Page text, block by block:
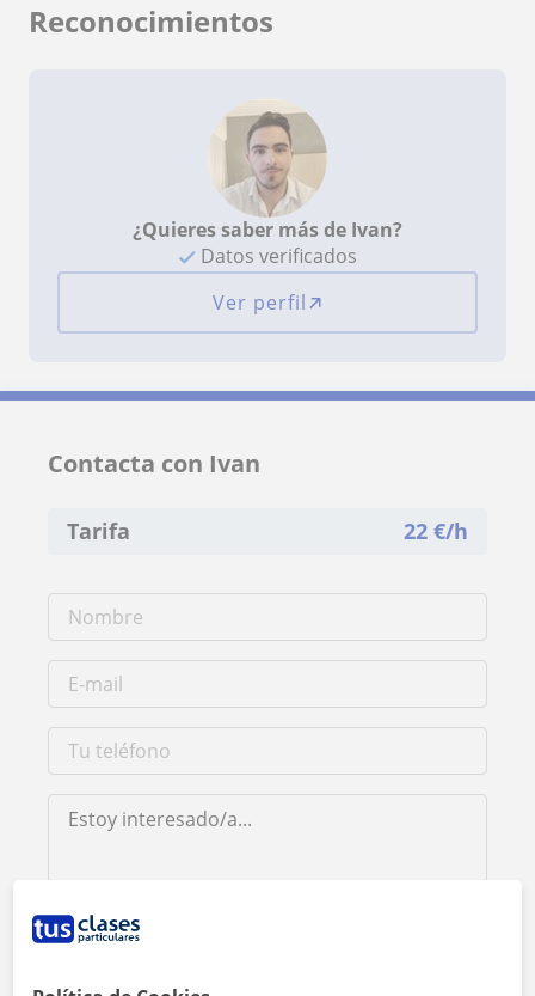
Reconocimientos
¿Quieres saber más de Ivan?
Datos verificados
Ver perfil
Contacta con Ivan
Tarifa 22 €/h
Al hacer clic, aceptas nuestro